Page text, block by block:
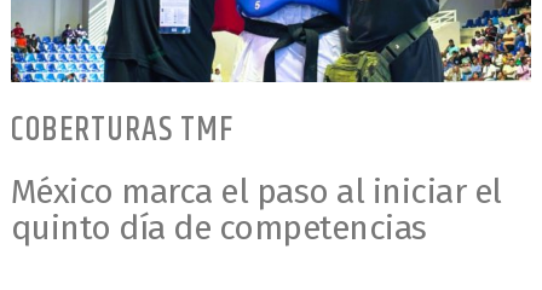
COBERTURAS TMF
México marca el paso al iniciar el
quinto día de competencias